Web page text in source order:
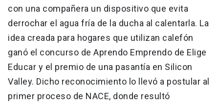
con una compañera un dispositivo que evita
derrochar el agua fría de la ducha al calentarla. La
idea creada para hogares que utilizan calefón
ganó el concurso de Aprendo Emprendo de Elige
Educar y el premio de una pasantía en Silicon
Valley. Dicho reconocimiento lo llevó a postular al
primer proceso de NACE, donde resultó